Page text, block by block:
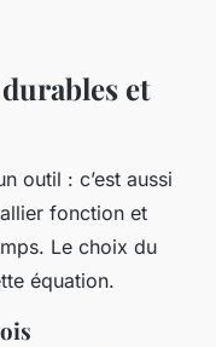
et
outil : c’est aussi
fonction et
Le choix du
équation.